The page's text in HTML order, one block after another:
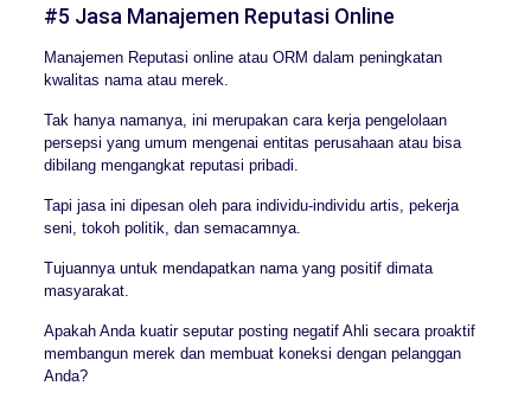
#5 Jasa Manajemen Reputasi Online
Manajemen Reputasi online atau ORM dalam peningkatan
kwalitas nama atau merek.
Tak hanya namanya, ini merupakan cara kerja pengelolaan
persepsi yang umum mengenai entitas perusahaan atau bisa
dibilang mengangkat reputasi pribadi.
Tapi jasa ini dipesan oleh para individu-individu artis, pekerja
seni, tokoh politik, dan semacamnya.
Tujuannya untuk mendapatkan nama yang positif dimata
masyarakat.
Apakah Anda kuatir seputar posting negatif Ahli secara proaktif
membangun merek dan membuat koneksi dengan pelanggan
Anda?